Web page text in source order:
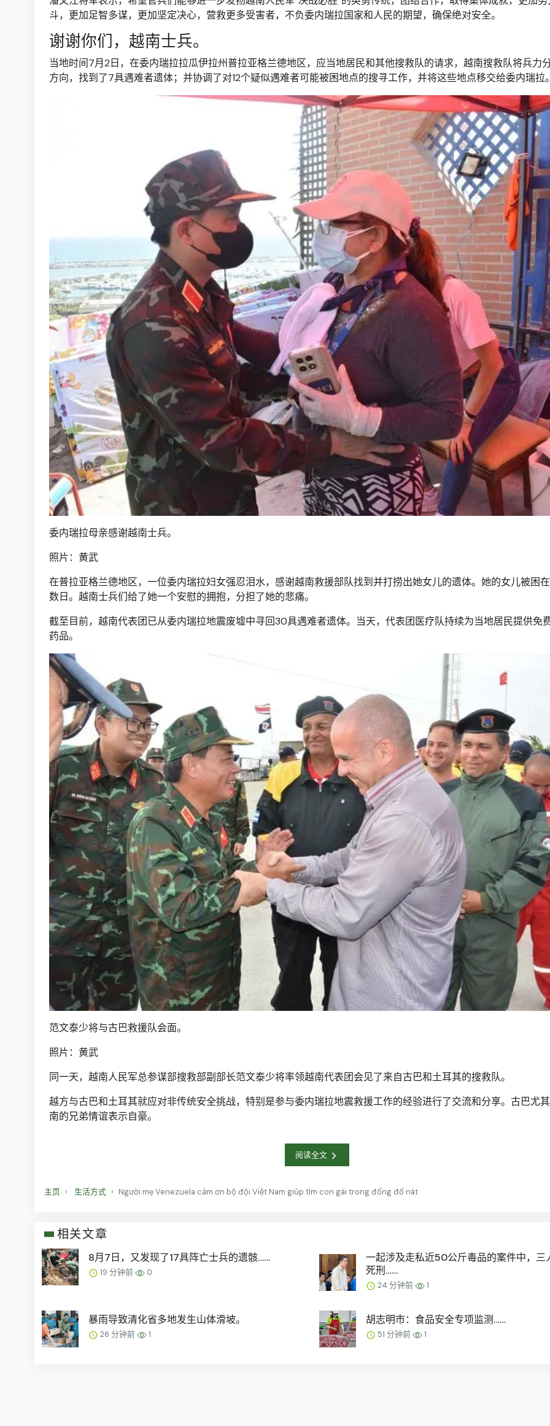
斗，更加足智多谋，更加坚定决心，营救更多受害者，不负委内瑞拉国家和人民的期望，确保绝对安全。
谢谢你们，越南士兵。
当地时间7月2日，在委内瑞拉拉瓜伊拉州普拉亚格兰德地区，应当地居民和其他搜救队的请求，越南搜救队将兵力
方向，找到了7具遇难者遗体；并协调了对12个疑似遇难者可能被困地点的搜寻工作，并将这些地点移交给委内瑞拉
委内瑞拉母亲感谢越南士兵。
照片：黄武
在普拉亚格兰德地区，一位委内瑞拉妇女强忍泪水，感谢越南救援部队找到并打捞出她女儿的遗体。她的女儿被困
数日。越南士兵们给了她一个安慰的拥抱，分担了她的悲痛。
截至目前，越南代表团已从委内瑞拉地震废墟中寻回30具遇难者遗体。当天，代表团医疗队持续为当地居民提供免
药品。
范文泰少将与古巴救援队会面。
照片：黄武
同一天，越南人民军总参谋部搜救部副部长范文泰少将率领越南代表团会见了来自古巴和土耳其的搜救队。
越方与古巴和土耳其就应对非传统安全挑战，特别是参与委内瑞拉地震救援工作的经验进行了交流和分享。古巴尤
南的兄弟情谊表示自豪。
阅读全文
主页 生活方式 Người mẹ Venezuela cảm ơn bộ đội Việt Nam giúp tìm con gái trong đống đổ nát
相关文章
8月7日，又发现了17具阵亡士兵的遗骸……
19 分钟前 0
一起涉及走私近50公斤毒品的案件中，三
死刑……
24 分钟前 1
暴雨导致清化省多地发生山体滑坡。
26 分钟前 1
胡志明市：食品安全专项监测……
51 分钟前 1